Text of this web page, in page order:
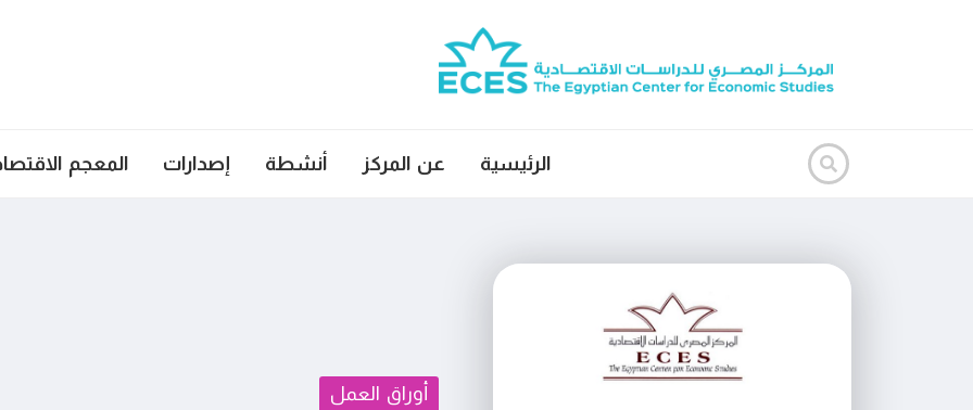
الرئيسية عن المركز أنشطة إصدارات المعجم
أوراق العمل